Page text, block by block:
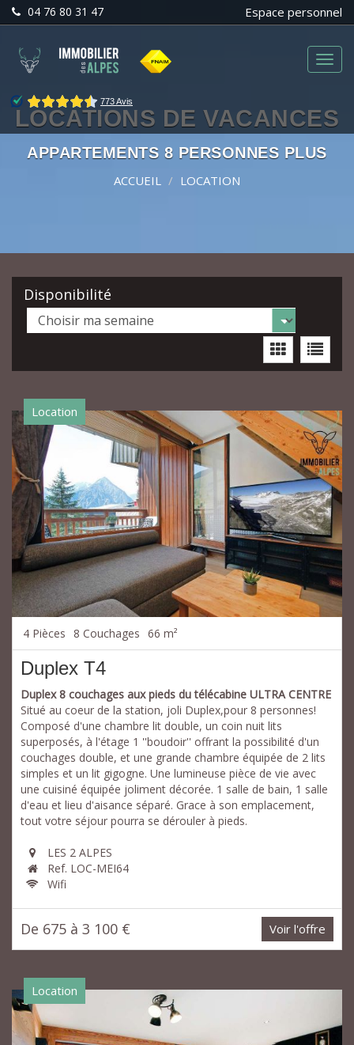
04 76 80 31 47 Espace personnel
Menu
LOCATIONS DE VACANCES
APPARTEMENTS 8 PERSONNES PLUS
ACCUEIL LOCATION
Disponibilité
Location
4 Pièces 8 Couchages 66 m²
Duplex T4
Duplex 8 couchages aux pieds du télécabine ULTRA CENTRE
Situé au coeur de la station, joli Duplex,pour 8 personnes!
Composé d'une chambre lit double, un coin nuit lits
superposés, à l'étage 1 ''boudoir'' offrant la possibilité d'un
couchages double, et une grande chambre équipée de 2 lits
simples et un lit gigogne. Une lumineuse pièce de vie avec
une cuisiné équipée joliment décorée. 1 salle de bain, 1 salle
d'eau et lieu d'aisance séparé. Grace à son emplacement,
tout votre séjour pourra se dérouler à pieds.
LES 2 ALPES
Ref. LOC-MEI64
Wifi
De 675 à 3 100 € Voir l'offre
Location